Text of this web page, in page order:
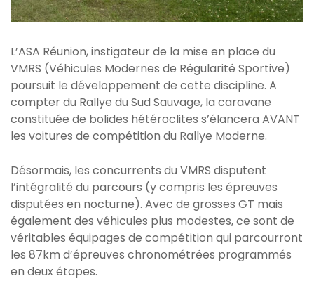
L’ASA Réunion, instigateur de la mise en place du
VMRS (Véhicules Modernes de Régularité Sportive)
poursuit le développement de cette discipline. A
compter du Rallye du Sud Sauvage, la caravane
constituée de bolides hétéroclites s’élancera AVANT
les voitures de compétition du Rallye Moderne.
Désormais, les concurrents du VMRS disputent
l’intégralité du parcours (y compris les épreuves
disputées en nocturne). Avec de grosses GT mais
également des véhicules plus modestes, ce sont de
véritables équipages de compétition qui parcourront
les 87km d’épreuves chronométrées programmés
en deux étapes.